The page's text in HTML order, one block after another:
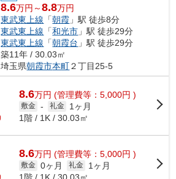
8.6万円～8.8万円
東武東上線 「朝霞 」駅 徒歩8分
東武東上線 「和光市 」駅 徒歩29分
東武東上線 「朝霞台 」駅 徒歩29分
築11年 / 30.03㎡
埼玉県朝霞市本町２丁目25-5
8.6万円 (管理費等：5,000円 )
敷金 - 礼金
1ヶ月
1階 / 1K / 30.03㎡
8.6万円 (管理費等：5,000円 )
敷金 0ヶ月 礼金
1ヶ月
1階 / 1K / 30.03㎡